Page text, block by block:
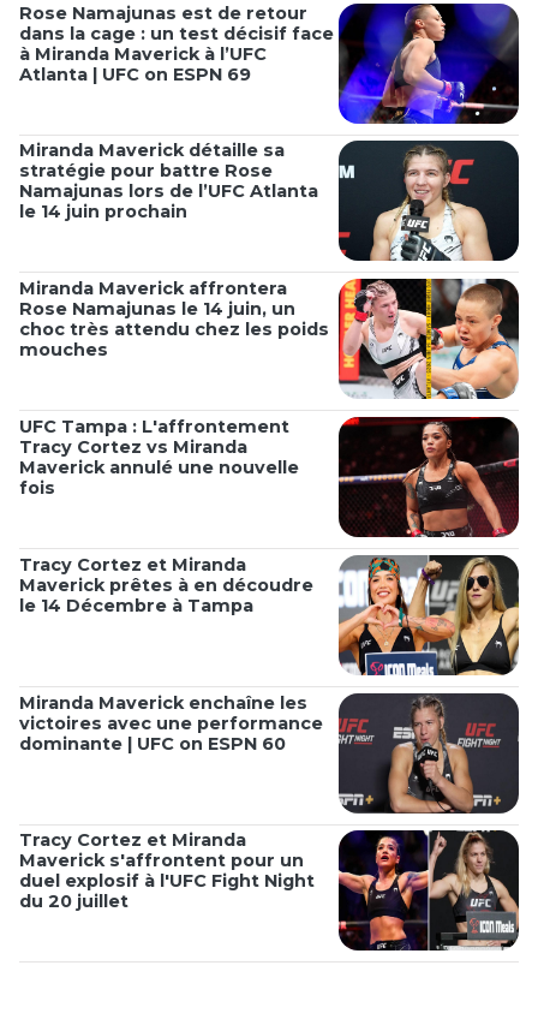
Rose Namajunas est de retour
dans la cage : un test décisif face
à Miranda Maverick à l’UFC
Atlanta | UFC on ESPN 69
Miranda Maverick détaille sa
stratégie pour battre Rose
Namajunas lors de l’UFC Atlanta
le 14 juin prochain
Miranda Maverick affrontera
Rose Namajunas le 14 juin, un
choc très attendu chez les poids
mouches
UFC Tampa : L'affrontement
Tracy Cortez vs Miranda
Maverick annulé une nouvelle
fois
Tracy Cortez et Miranda
Maverick prêtes à en découdre
le 14 Décembre à Tampa
Miranda Maverick enchaîne les
victoires avec une performance
dominante | UFC on ESPN 60
Tracy Cortez et Miranda
Maverick s'affrontent pour un
duel explosif à l'UFC Fight Night
du 20 juillet